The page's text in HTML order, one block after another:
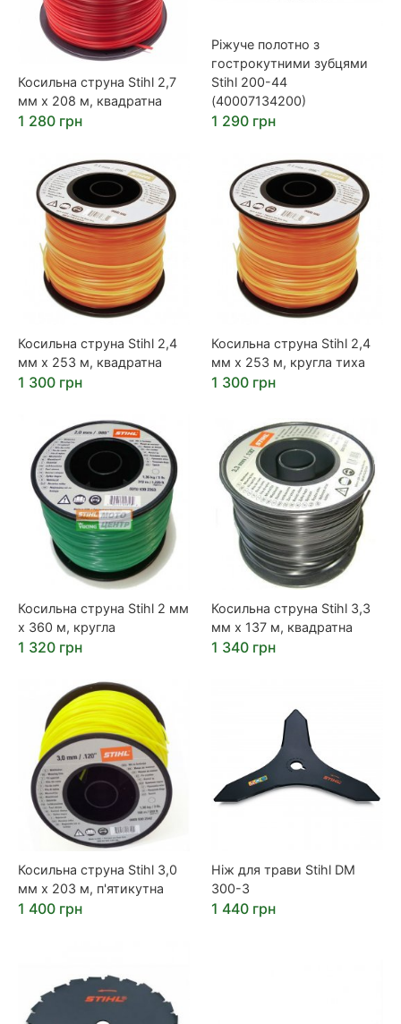
Косильна струна Stihl 2,7
мм х 208 м, квадратна
1 280 грн
Ріжуче полотно з
гострокутними зубцями
Stihl 200-44
(40007134200)
1 290 грн
Косильна струна Stihl 2,4
мм х 253 м, квадратна
1 300 грн
Косильна струна Stihl 2,4
мм х 253 м, кругла тиха
1 300 грн
Косильна струна Stihl 2 мм
х 360 м, кругла
1 320 грн
Косильна струна Stihl 3,3
мм х 137 м, квадратна
1 340 грн
Косильна струна Stihl 3,0
мм х 203 м, п'ятикутна
1 400 грн
Ніж для трави Stihl DM
300-3
1 440 грн